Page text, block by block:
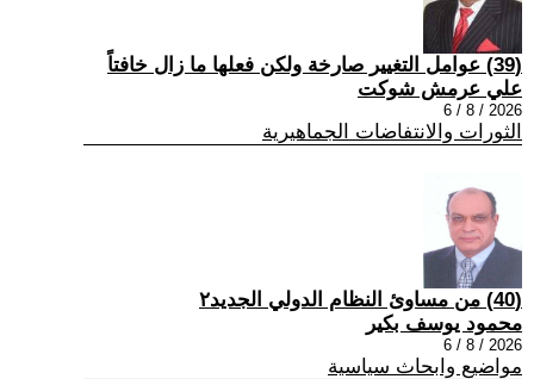
(39) عوامل التغيير صارخة ولكن فعلها ما زال خافتاً
علي عرمش شوكت
2026 / 8 / 6
الثورات والانتفاضات الجماهيرية
(40) من مساوئ النظام الدولي الجديد٢
محمود يوسف بكير
2026 / 8 / 6
مواضيع وابحاث سياسية